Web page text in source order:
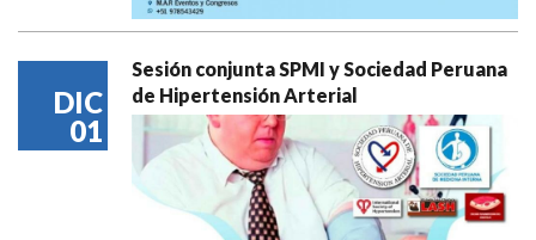
DIC
01
Sesión conjunta SPMI y Sociedad Peruana
de Hipertensión Arterial